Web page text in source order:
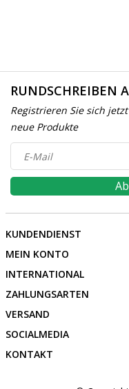
RUNDSCHREIBEN
Registrieren Sie sich
neue Produkte
KUNDENDIENST
MEIN KONTO
INTERNATIONAL
ZAHLUNGSARTEN
VERSAND
SOCIALMEDIA
KONTAKT